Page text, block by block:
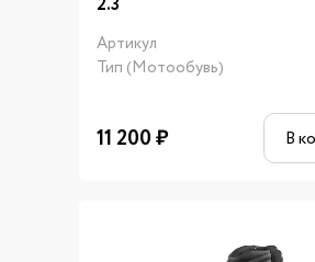
Артикул
Тип (Мотообувь)
11 200₽ В